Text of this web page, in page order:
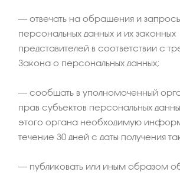
– отвечать на обращения и
персональных данных и их законных
представителей в соответствии с
Закона о персональных данных;
– сообщать в уполномоченный
прав субъектов персональных
этого органа необходимую
течение 30 дней с даты получения
– публиковать или иным образом